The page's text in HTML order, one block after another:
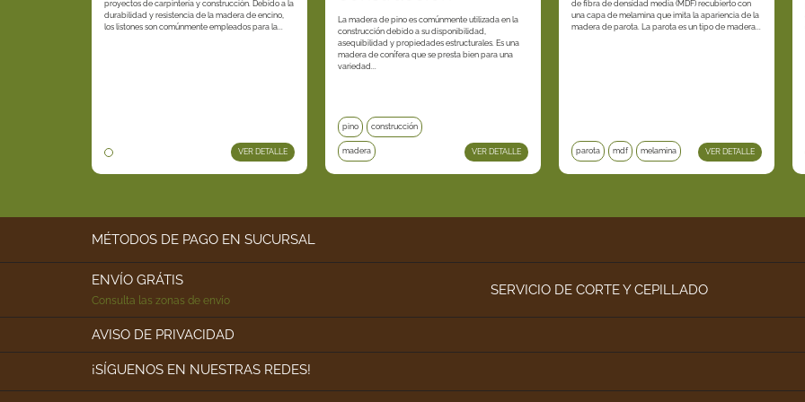
proyectos de carpintería y construcción. Debido a la
durabilidad y resistencia de la madera de encino,
los listones son comúnmente empleados para la...
VER DETALLE
La madera de pino es comúnmente utilizada en la
construcción debido a su disponibilidad,
asequibilidad y propiedades estructurales. Es una
madera de conífera que se presta bien para una
variedad...
pino construcción
madera VER DETALLE
de fibra de densidad media (MDF) recubierto con
una capa de melamina que imita la apariencia de la
madera de parota. La parota es un tipo de madera...
parota mdf melamina VER DETALLE
MÉTODOS DE PAGO EN SUCURSAL
ENVÍO GRÁTIS
Consulta las zonas de envío
SERVICIO DE CORTE Y CEPILLADO
AVISO DE PRIVACIDAD
¡SÍGUENOS EN NUESTRAS REDES!